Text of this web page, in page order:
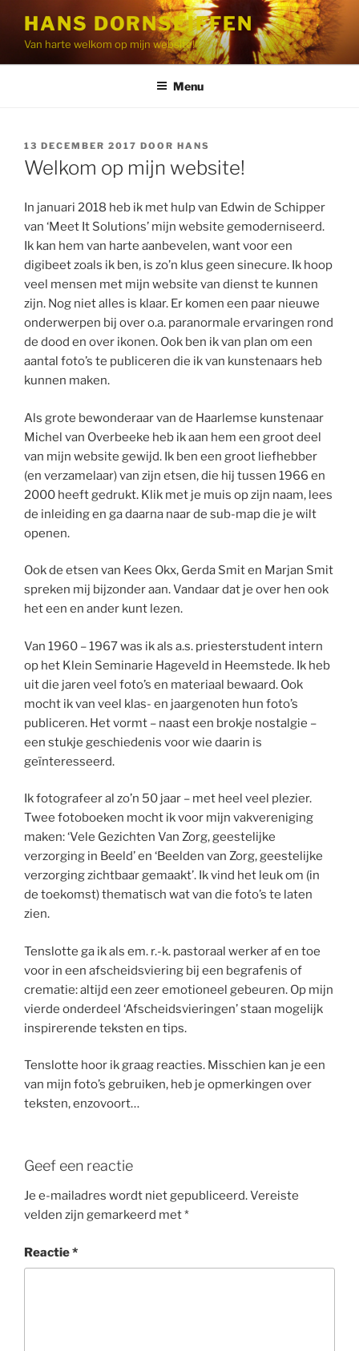
inhoud
HANS DORNSEIFFEN
Van harte welkom op mijn website!
Menu
GEPLAATST
OP
13 DECEMBER 2017 DOOR HANS
Welkom op mijn website!
In januari 2018 heb ik met hulp van Edwin de Schipper
van ‘Meet It Solutions’ mijn website gemoderniseerd.
Ik kan hem van harte aanbevelen, want voor een
digibeet zoals ik ben, is zo’n klus geen sinecure. Ik hoop
veel mensen met mijn website van dienst te kunnen
zijn. Nog niet alles is klaar. Er komen een paar nieuwe
onderwerpen bij over o.a. paranormale ervaringen rond
de dood en over ikonen. Ook ben ik van plan om een
aantal foto’s te publiceren die ik van kunstenaars heb
kunnen maken.
Als grote bewonderaar van de Haarlemse kunstenaar
Michel van Overbeeke heb ik aan hem een groot deel
van mijn website gewijd. Ik ben een groot liefhebber
(en verzamelaar) van zijn etsen, die hij tussen 1966 en
2000 heeft gedrukt. Klik met je muis op zijn naam, lees
de inleiding en ga daarna naar de sub-map die je wilt
openen.
Ook de etsen van Kees Okx, Gerda Smit en Marjan Smit
spreken mij bijzonder aan. Vandaar dat je over hen ook
het een en ander kunt lezen.
Van 1960 – 1967 was ik als a.s. priesterstudent intern
op het Klein Seminarie Hageveld in Heemstede. Ik heb
uit die jaren veel foto’s en materiaal bewaard. Ook
mocht ik van veel klas- en jaargenoten hun foto’s
publiceren. Het vormt – naast een brokje nostalgie –
een stukje geschiedenis voor wie daarin is
geïnteresseerd.
Ik fotografeer al zo’n 50 jaar – met heel veel plezier.
Twee fotoboeken mocht ik voor mijn vakvereniging
maken: ‘Vele Gezichten Van Zorg, geestelijke
verzorging in Beeld’ en ‘Beelden van Zorg, geestelijke
verzorging zichtbaar gemaakt’. Ik vind het leuk om (in
de toekomst) thematisch wat van die foto’s te laten
zien.
Tenslotte ga ik als em. r.-k. pastoraal werker af en toe
voor in een afscheidsviering bij een begrafenis of
crematie: altijd een zeer emotioneel gebeuren. Op mijn
vierde onderdeel ‘Afscheidsvieringen’ staan mogelijk
inspirerende teksten en tips.
Tenslotte hoor ik graag reacties. Misschien kan je een
van mijn foto’s gebruiken, heb je opmerkingen over
teksten, enzovoort…
Geef een reactie
Je e-mailadres wordt niet gepubliceerd.Vereiste
velden zijn gemarkeerd met*
Reactie*